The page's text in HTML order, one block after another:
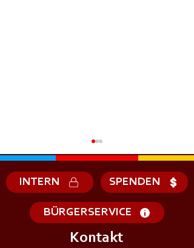
+++𝗘𝗥𝗦𝗧𝗘 - 𝗛𝗜𝗟𝗙𝗘
INTERN SPENDEN
BÜRGERSERVICE
Kontakt